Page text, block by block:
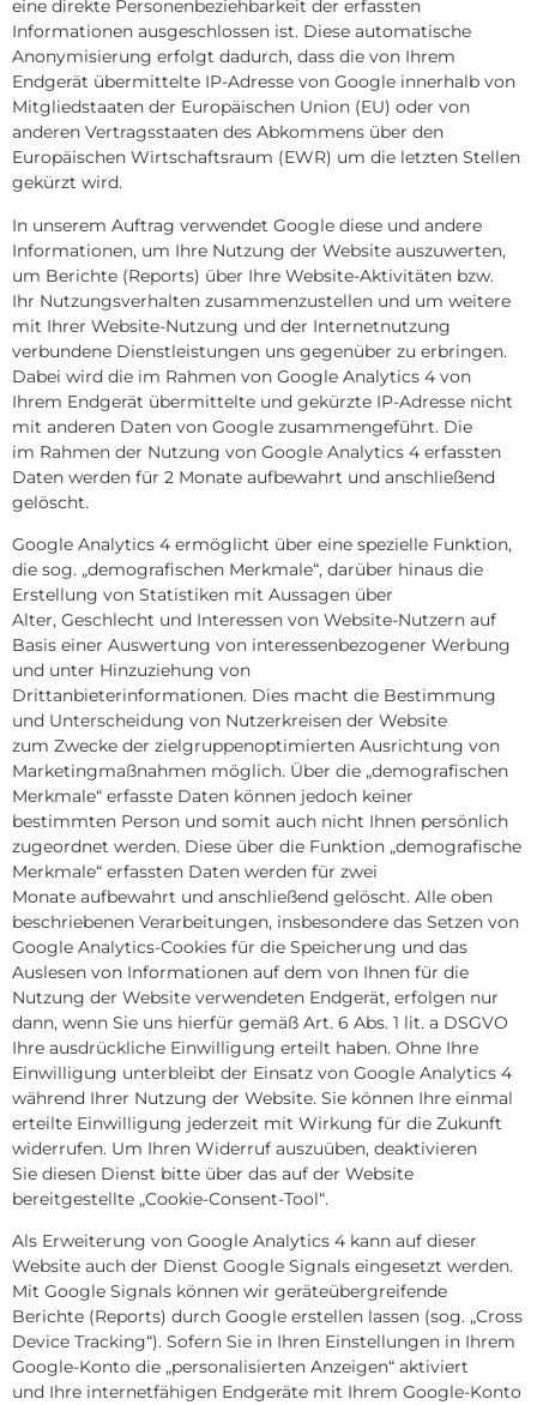
eine direkte Personenbeziehbarkeit der erfassten
Informationen ausgeschlossen ist. Diese automatische
Anonymisierung erfolgt dadurch, dass die von Ihrem
Endgerät übermittelte IP-Adresse von Google innerhalb von
Mitgliedstaaten der Europäischen Union (EU) oder von
anderen Vertragsstaaten des Abkommens über den
Europäischen Wirtschaftsraum (EWR) um die letzten Stellen
gekürzt wird.
In unserem Auftrag verwendet Google diese und andere
Informationen, um Ihre Nutzung der Website auszuwerten,
um Berichte (Reports) über Ihre Website-Aktivitäten bzw.
Ihr Nutzungsverhalten zusammenzustellen und um weitere
mit Ihrer Website-Nutzung und der Internetnutzung
verbundene Dienstleistungen uns gegenüber zu erbringen.
Dabei wird die im Rahmen von Google Analytics 4 von
Ihrem Endgerät übermittelte und gekürzte IP-Adresse nicht
mit anderen Daten von Google zusammengeführt. Die
im Rahmen der Nutzung von Google Analytics 4 erfassten
Daten werden für 2 Monate aufbewahrt und anschließend
gelöscht.
Google Analytics 4 ermöglicht über eine spezielle Funktion,
die sog. „demografischen Merkmale“, darüber hinaus die
Erstellung von Statistiken mit Aussagen über
Alter, Geschlecht und Interessen von Website-Nutzern auf
Basis einer Auswertung von interessenbezogener Werbung
und unter Hinzuziehung von
Drittanbieterinformationen. Dies macht die Bestimmung
und Unterscheidung von Nutzerkreisen der Website
zum Zwecke der zielgruppenoptimierten Ausrichtung von
Marketingmaßnahmen möglich. Über die „demografischen
Merkmale“ erfasste Daten können jedoch keiner
bestimmten Person und somit auch nicht Ihnen persönlich
zugeordnet werden. Diese über die Funktion „demografische
Merkmale“ erfassten Daten werden für zwei
Monate aufbewahrt und anschließend gelöscht. Alle oben
beschriebenen Verarbeitungen, insbesondere das Setzen von
Google Analytics-Cookies für die Speicherung und das
Auslesen von Informationen auf dem von Ihnen für die
Nutzung der Website verwendeten Endgerät, erfolgen nur
dann, wenn Sie uns hierfür gemäß Art. 6 Abs. 1 lit. a DSGVO
Ihre ausdrückliche Einwilligung erteilt haben. Ohne Ihre
Einwilligung unterbleibt der Einsatz von Google Analytics 4
während Ihrer Nutzung der Website. Sie können Ihre einmal
erteilte Einwilligung jederzeit mit Wirkung für die Zukunft
widerrufen. Um Ihren Widerruf auszuüben, deaktivieren
Sie diesen Dienst bitte über das auf der Website
bereitgestellte „Cookie-Consent-Tool“.
Als Erweiterung von Google Analytics 4 kann auf dieser
Website auch der Dienst Google Signals eingesetzt werden.
Mit Google Signals können wir geräteübergreifende
Berichte (Reports) durch Google erstellen lassen (sog. „Cross
Device Tracking“). Sofern Sie in Ihren Einstellungen in Ihrem
Google-Konto die „personalisierten Anzeigen“ aktiviert
und Ihre internetfähigen Endgeräte mit Ihrem Google-Konto